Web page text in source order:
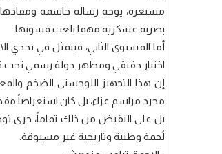
مستعرة، يوجه رسالة حاسمة
بضربة عسكرية مهما بلغت قسوتها.
أما المستوى الثاني، فيتمثل في تحدي
اختبار حقيقي ومظهر دولة رسمي تحت
إن هذا التجهيز اللوجستي الضخم
مجرد مراسم عزاء، بل كان استعراضاً
بل على النقيض من ذلك تماماً، جرى
لُحمة وطنية وتاريخية غير مسبوقة.